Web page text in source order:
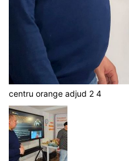
centru orange adjud 2 4